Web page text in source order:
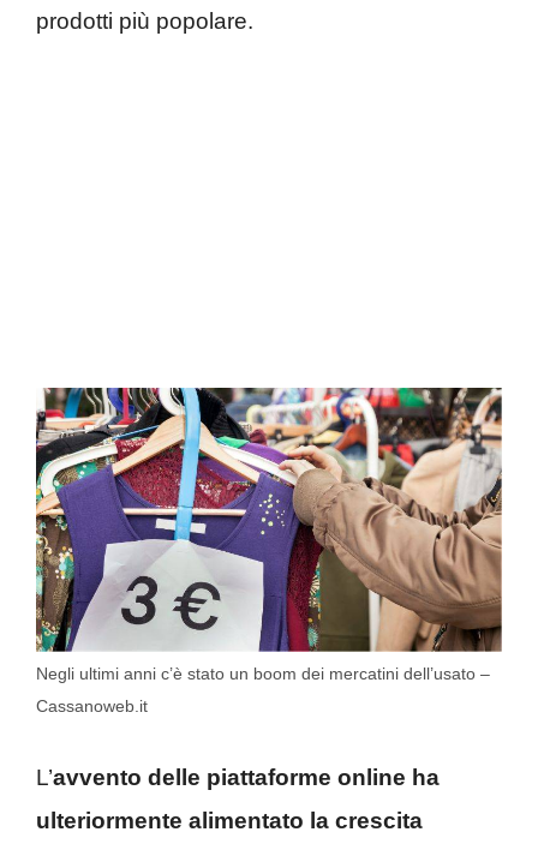
prodotti più popolare.
Negli ultimi anni c’è stato un boom dei mercatini dell’usato –
Cassanoweb.it
L’avvento delle piattaforme online ha
ulteriormente alimentato la crescita